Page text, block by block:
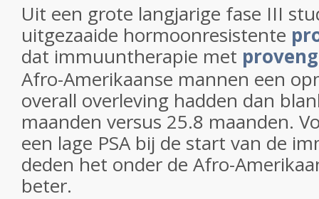
Uit een grote langjarige fase III
uitgezaaide hormoonresistente
dat immuuntherapie met
Afro-Amerikaanse mannen een
overall overleving hadden dan
maanden versus 25.8 maanden.
een lage PSA bij de start van de
deden het onder de Afro-
beter.